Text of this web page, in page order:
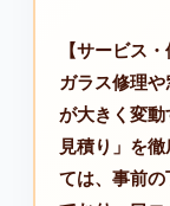
【サービス
ガラス修理
が大きく変
見積り」を
ては、事前